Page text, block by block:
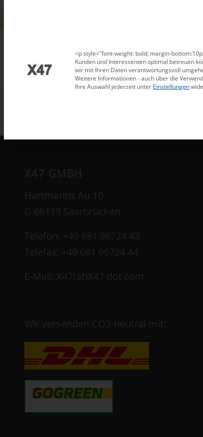
Hartmanns Au 10
D 66119 Saarbrücken
Telefon: +49 681 96724 43
Telefax: +49 681 96724 44
E-Mail: X47(at)X47 dot com
Wir versenden CO2-neutral mit:
Datenschutzeinstellungen
<p style="font-weight: bold; margin-
Kunden und Interessenten optimal betreuen
wir mit Ihren Daten verantwortungsvoll
Weitere Informationen - auch über die
Ihre Auswahl jederzeit unter Einstellungen